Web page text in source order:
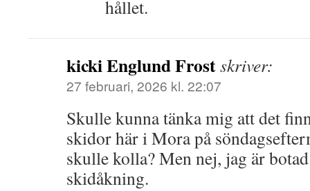
hållet.
kicki Englund Frostskriver:
27 februari, 2026 kl. 22:07
Skulle kunna tänka mig att det
skidor här i Mora på
skulle kolla? Men nej, jag är
skidåkning.